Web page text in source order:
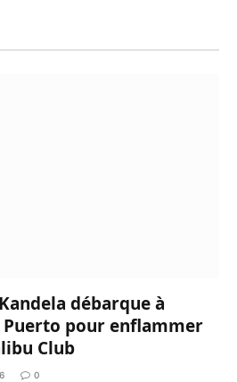
débarque à
Puerto pour enflammer
Club
0